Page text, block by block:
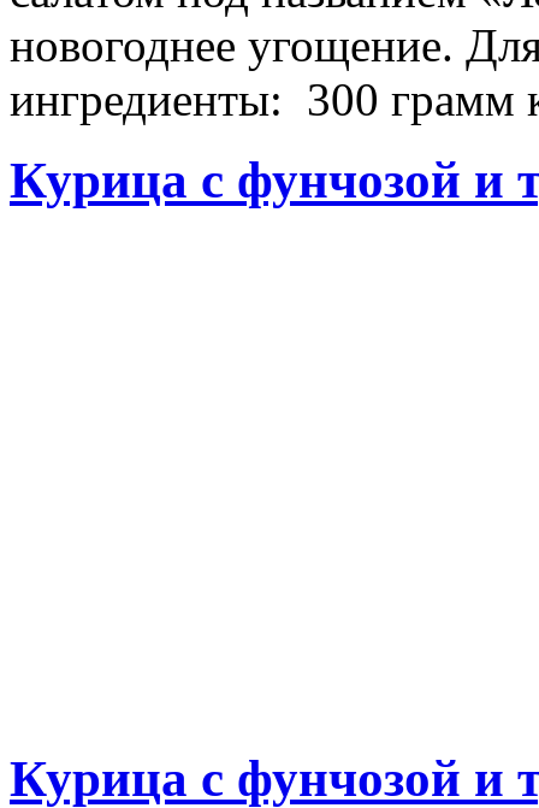
новогоднее угощение.
ингредиенты: 300 грамм
Курица с фунчозой
Курица с фунчозой